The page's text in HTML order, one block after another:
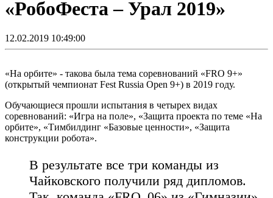
«РобоФеста – Урал 2019»
12.02.2019 10:49:00
«На орбите» - такова была тема соревнований «FRO 9+»
(открытый чемпионат Fest Russia Open 9+) в 2019 году.
Обучающиеся прошли испытания в четырех видах
соревнований: «Игра на поле», «Защита проекта по теме «На
орбите», «Тимбилдинг «Базовые ценности», «Защита
конструкции робота».
В результате все три команды из
Чайковского получили ряд дипломов.